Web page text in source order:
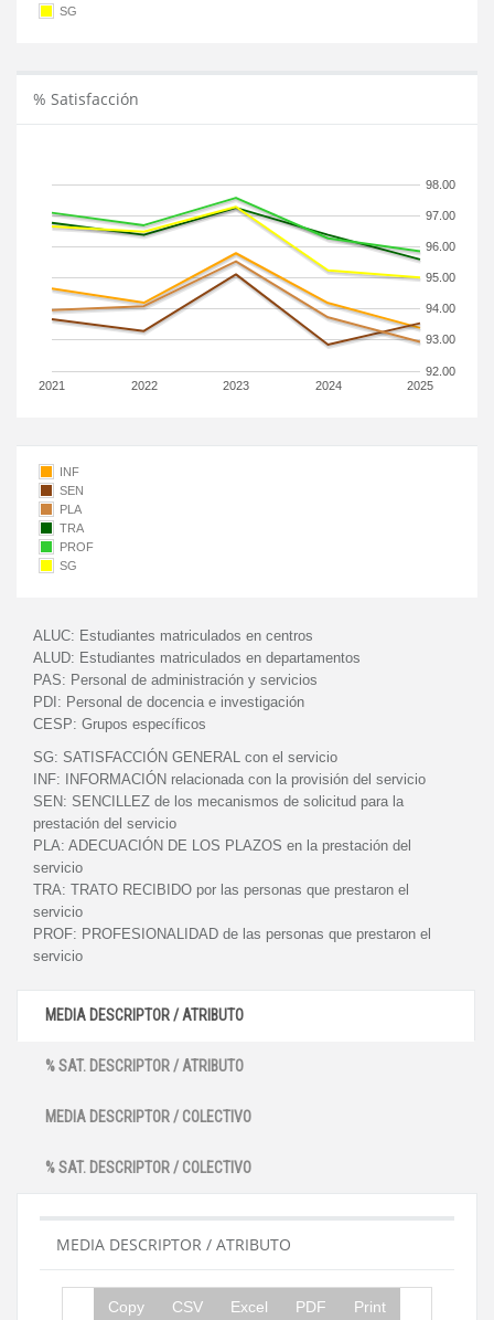
SG
% Satisfacción
2021 2022 2023 2024 2025
92.00
93.00
94.00
95.00
96.00
97.00
98.00
INF
SEN
PLA
TRA
PROF
SG
ALUC: Estudiantes matriculados en centros
ALUD: Estudiantes matriculados en departamentos
PAS: Personal de administración y servicios
PDI: Personal de docencia e investigación
CESP: Grupos específicos
SG: SATISFACCIÓN GENERAL con el servicio
INF:
INFORMACIÓN relacionada con la provisión del servicio
SEN: SENCILLEZ de los mecanismos de solicitud para la
prestación del servicio
PLA: ADECUACIÓN DE LOS PLAZOS en la prestación del
servicio
TRA: TRATO RECIBIDO por las personas que prestaron el
servicio
PROF: PROFESIONALIDAD de las personas que prestaron el
servicio
MEDIA DESCRIPTOR / ATRIBUTO
% SAT. DESCRIPTOR / ATRIBUTO
MEDIA DESCRIPTOR / COLECTIVO
% SAT. DESCRIPTOR / COLECTIVO
MEDIA DESCRIPTOR / ATRIBUTO
Copy CSV Excel PDF Print